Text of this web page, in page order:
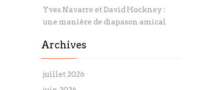
Yves Navarre et David Hockney :
une manière de diapason amical
Archives
juillet 2026